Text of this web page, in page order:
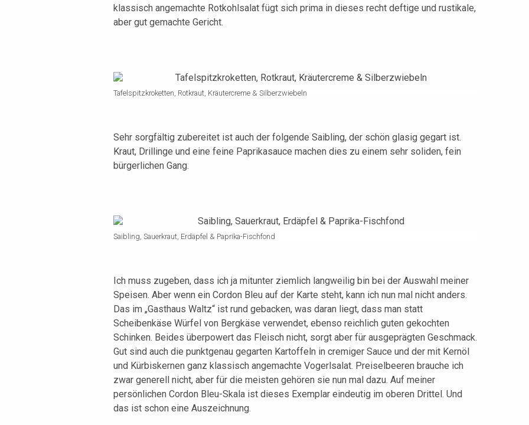
klassisch angemachte Rotkohlsalat fügt sich prima in dieses recht deftige und rustikale,
aber gut gemachte Gericht.
Tafelspitzkroketten, Rotkraut, Kräutercreme & Silberzwiebeln
Sehr sorgfältig zubereitet ist auch der folgende Saibling, der schön glasig gegart ist.
Kraut, Drillinge und eine feine Paprikasauce machen dies zu einem sehr soliden, fein
bürgerlichen Gang.
Saibling, Sauerkraut, Erdäpfel & Paprika-Fischfond
Ich muss zugeben, dass ich ja mitunter ziemlich langweilig bin bei der Auswahl meiner
Speisen. Aber wenn ein Cordon Bleu auf der Karte steht, kann ich nun mal nicht anders.
Das im „Gasthaus Waltz“ ist rund gebacken, was daran liegt, dass man statt
Scheibenkäse Würfel von Bergkäse verwendet, ebenso reichlich guten gekochten
Schinken. Beides überpowert das Fleisch nicht, sorgt aber für ausgeprägten Geschmack.
Gut sind auch die punktgenau gegarten Kartoffeln in cremiger Sauce und der mit Kernöl
und Kürbiskernen ganz klassisch angemachte Vogerlsalat. Preiselbeeren brauche ich
zwar generell nicht, aber für die meisten gehören sie nun mal dazu. Auf meiner
persönlichen Cordon Bleu-Skala ist dieses Exemplar eindeutig im oberen Drittel. Und
das ist schon eine Auszeichnung.